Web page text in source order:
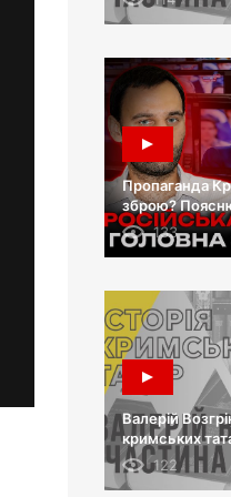
Пропаганда
зброю?
133
Валерій
кримських
122